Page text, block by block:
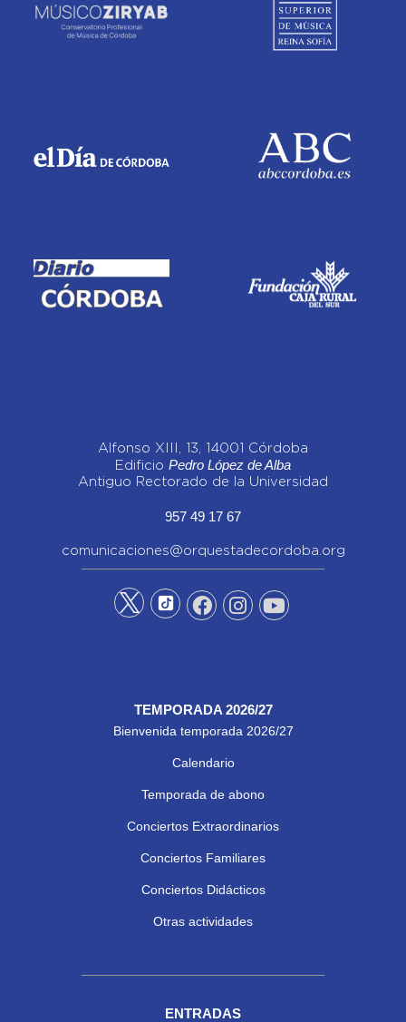
Alfonso XIII, 13, 14001 Córdoba
Edificio Pedro López de Alba
Antiguo Rectorado de la Universidad
957 49 17 67
comunicaciones@orquestadecordoba.org
TEMPORADA 2026/27
Bienvenida temporada 2026/27
Calendario
Temporada de abono
Conciertos Extraordinarios
Conciertos Familiares
Conciertos Didácticos
Otras actividades
ENTRADAS